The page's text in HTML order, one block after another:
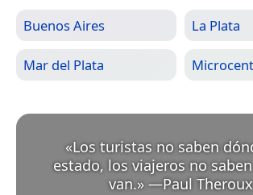
Buenos Aires La Plata
Mar del Plata
«Los turistas no saben
estado, los viajeros no
van.» —Paul Theroux